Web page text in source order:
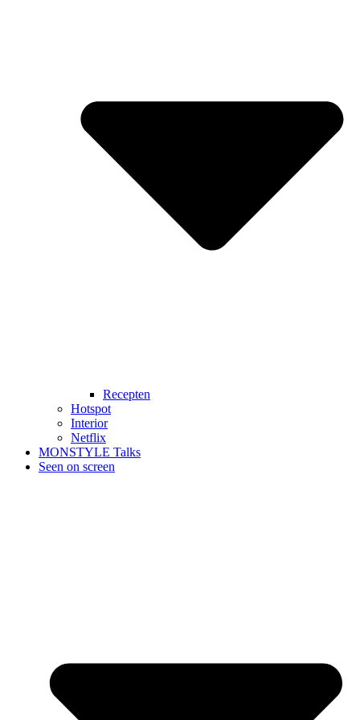
Recepten
Hotspot
Interior
Netflix
MONSTYLE Talks
Seen on screen